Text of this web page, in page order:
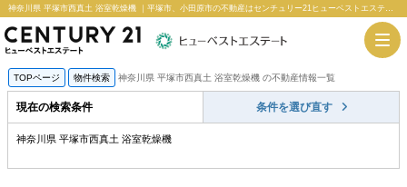
神奈川県 平塚市西真土 浴室乾燥機 ｜平塚市、小田原市の不動産はセンチュリー21ヒューベストエステート
TOPページ 物件検索 神奈川県 平塚市西真土 浴室乾燥機 の不動産情報一覧
現在の検索条件 条件を選び直す
神奈川県 平塚市西真土 浴室乾燥機